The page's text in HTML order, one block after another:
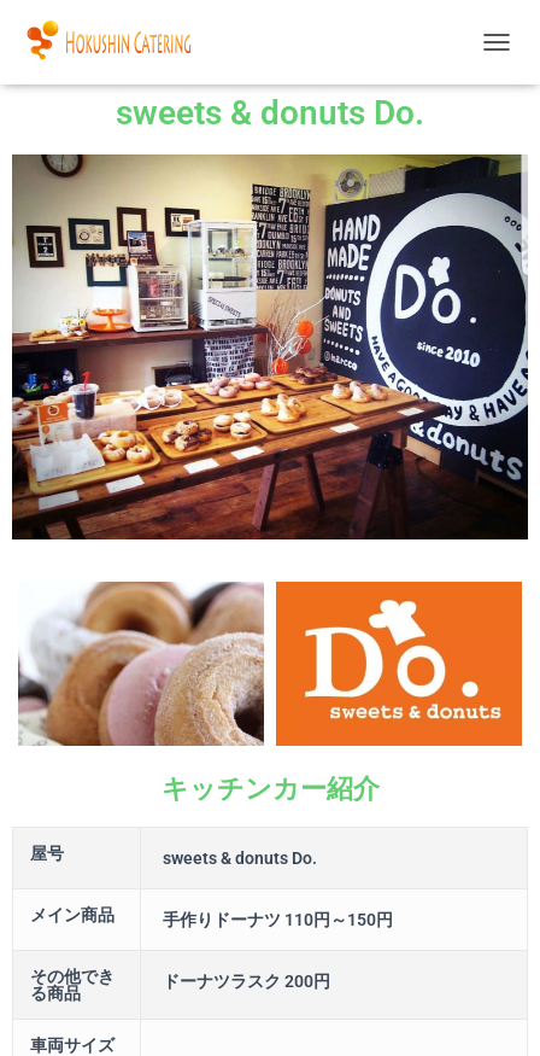
ビ
シ
ョ
ン
を
切
り
sweets & donuts Do.
キッチンカー紹介
屋号 sweets & donuts Do.
メイン商品 手作りドーナツ 110円～150円
その他でき
る商品
ドーナツラスク 200円
車両サイズ